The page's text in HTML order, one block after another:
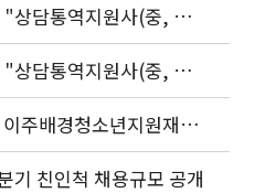
상담통역지원사(중, 베,
심사 합격자 발표
상담통역지원사(중, 베,
심사 합격자 발표
주배경청소년지원재단
영실/사업운영부/개발
용공고 (~4/26)
기 친인척 채용규모 공개